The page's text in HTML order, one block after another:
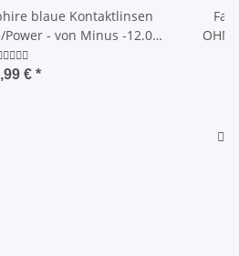
blaue Kontaktlinsen
Power - von Minus -12.00
+5.00 DPT)
€ *